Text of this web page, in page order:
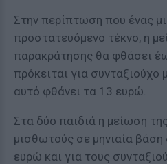
Στην περίπτωση που ένας
προστατευόμενο τέκνο, η
παρακράτησης θα φθάσει
πρόκειται για συνταξιούχο
αυτό φθάνει τα 13 ευρώ.
Στα δύο παιδιά η μείωση
μισθωτούς σε μηνιαία
ευρώ και για τους